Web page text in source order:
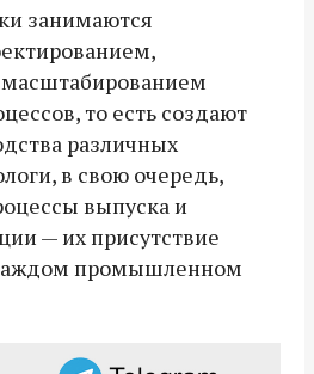
занимаются
то есть создают
различных
в свою очередь,
выпуска и
— их присутствие
промышленном